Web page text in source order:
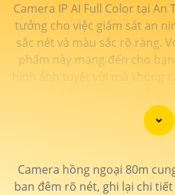
Camera IP AI Full Color tại
tưởng cho việc giám sát an
sắc nét và màu sắc rõ ràng.
phẩm này mang đến cho
hình ảnh tuyệt vời mà không
này giúp nhận diện chính
ảnh mà không cần ánh sáng
tận hưởng sự tiện
Camera hồng ngoại 80m
ban đêm rõ nét, ghi lại chi